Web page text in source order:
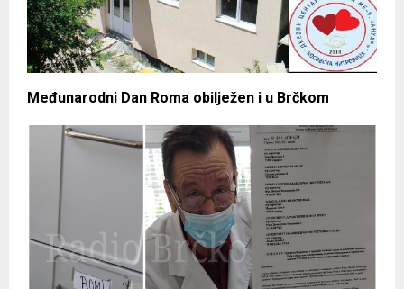
Međunarodni Dan Roma obilježen i u Brčkom